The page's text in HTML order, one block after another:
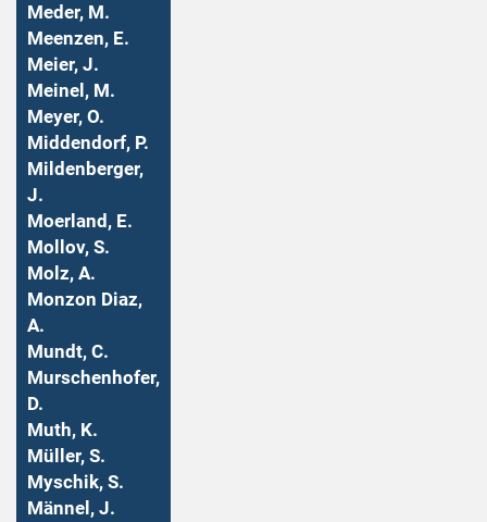
Meder, M.
Meenzen, E.
Meier, J.
Meinel, M.
Meyer, O.
Middendorf, P.
Mildenberger,
J.
Moerland, E.
Mollov, S.
Molz, A.
Monzon Diaz,
A.
Mundt, C.
Murschenhofer,
D.
Muth, K.
Müller, S.
Myschik, S.
Männel, J.